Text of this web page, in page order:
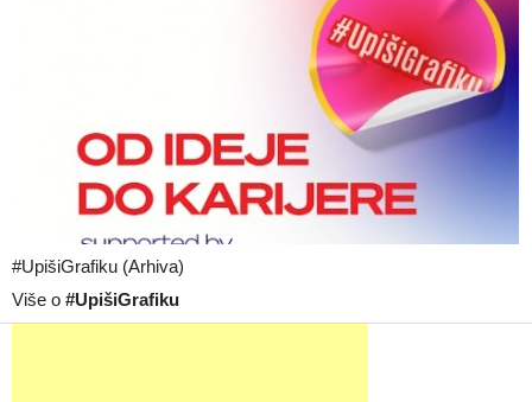
#UpišiGrafiku (Arhiva)
Više o #UpišiGrafiku